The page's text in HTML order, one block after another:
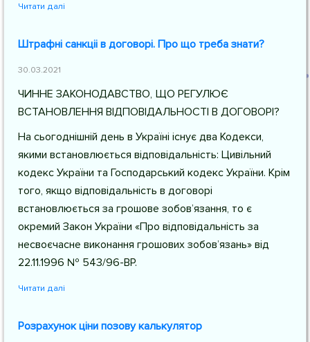
Читати далі
Штрафні санкціі в договорі. Про що треба знати?
30.03.2021
ЧИННЕ ЗАКОНОДАВСТВО, ЩО РЕГУЛЮЄ
ВСТАНОВЛЕННЯ ВІДПОВІДАЛЬНОСТІ В ДОГОВОРІ?
На сьогоднішній день в Україні існує два Кодекси,
якими встановлюється відповідальність: Цивільний
кодекс України та Господарський кодекс України. Крім
того, якщо відповідальність в договорі
встановлюється за грошове зобов’язання, то є
окремий Закон України «Про відповідальність за
несвоєчасне виконання грошових зобов’язань» від
22.11.1996 № 543/96-ВР.
Читати далі
Розрахунок ціни позову калькулятор